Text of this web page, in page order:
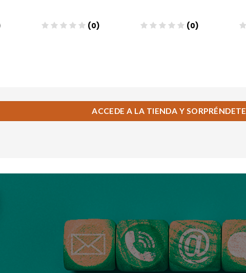
ACCEDE A LA TIENDA Y SORPRÉNDETE